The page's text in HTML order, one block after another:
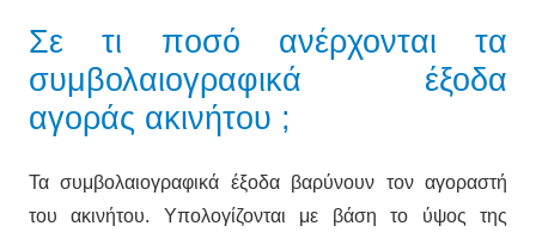
Σε τι ποσό ανέρχονται τα
συμβολαιογραφικά έξοδα
αγοράς ακινήτου ;
Τα συμβολαιογραφικά έξοδα βαρύνουν τον αγοραστή
του ακινήτου. Υπολογίζονται με βάση το ύψος της